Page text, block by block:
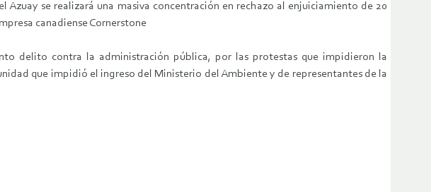
Azuay se realizará una masiva concentración en rechazo al enjuiciamiento de 20
canadiense Cornerstone
delito contra la administración pública, por las protestas que impidieron la
que impidió el ingreso del Ministerio del Ambiente y de representantes de la